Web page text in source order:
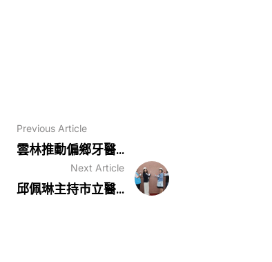
Previous Article
雲林推動偏鄉牙醫...
Next Article
邱佩琳主持市立醫...